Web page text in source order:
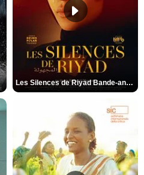
Les Silences de Riyad Bande-annonce VO STFR